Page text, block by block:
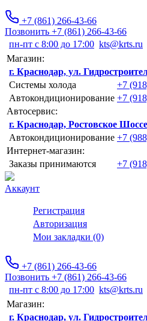
+7 (861) 266-43-66
Позвонить +7 (861) 266-43-66
пн-пт с 8:00 до 17:00 kts@krts.ru
Магазин:
г. Краснодар, ул.
Системы холода
+7
Автокондиционирование +7
Автосервис:
г. Краснодар, Ростовское
Автокондиционирование +7
Интернет-магазин:
Заказы принимаются
+7
Аккаунт
Регистрация
Авторизация
Мои закладки (0)
+7 (861) 266-43-66
Позвонить +7 (861) 266-43-66
пн-пт с 8:00 до 17:00 kts@krts.ru
Магазин:
г. Краснодар, ул.